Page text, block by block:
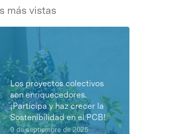
más vistas
Los proyectos colectivos
son enriquecedores.
¡Participa y haz crecer la
Sostenibilidad en el PCB!
9 de septiembre de 2025